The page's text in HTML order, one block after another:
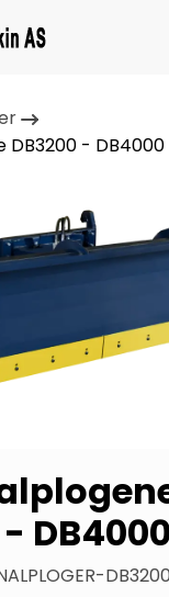
DB3200 - DB4000
DB4000